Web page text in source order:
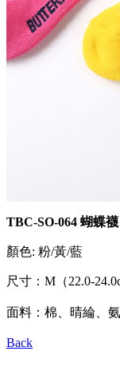
TBC-SO-064 蝴蝶襪
顏色: 粉/黃/藍
尺寸：M（22.0-
面料：棉、晴綸、
Back